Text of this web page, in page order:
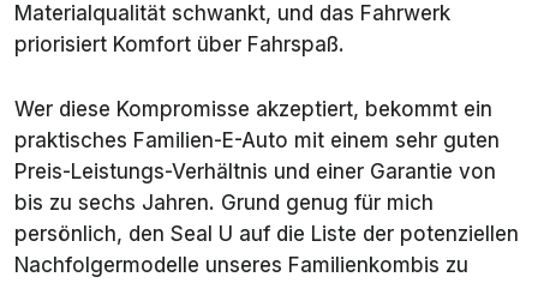
Materialqualität schwankt, und das Fahrwerk
priorisiert Komfort über Fahrspaß.
Wer diese Kompromisse akzeptiert, bekommt ein
praktisches Familien-E-Auto mit einem sehr guten
Preis-Leistungs-Verhältnis und einer Garantie von
bis zu sechs Jahren. Grund genug für mich
persönlich, den Seal U auf die Liste der potenziellen
Nachfolgermodelle unseres Familienkombis zu